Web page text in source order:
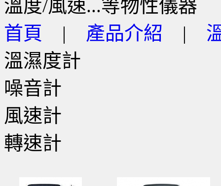
溫度/風速...等物性儀器
首頁 | 產品介紹 |
溫濕度計
噪音計
風速計
轉速計